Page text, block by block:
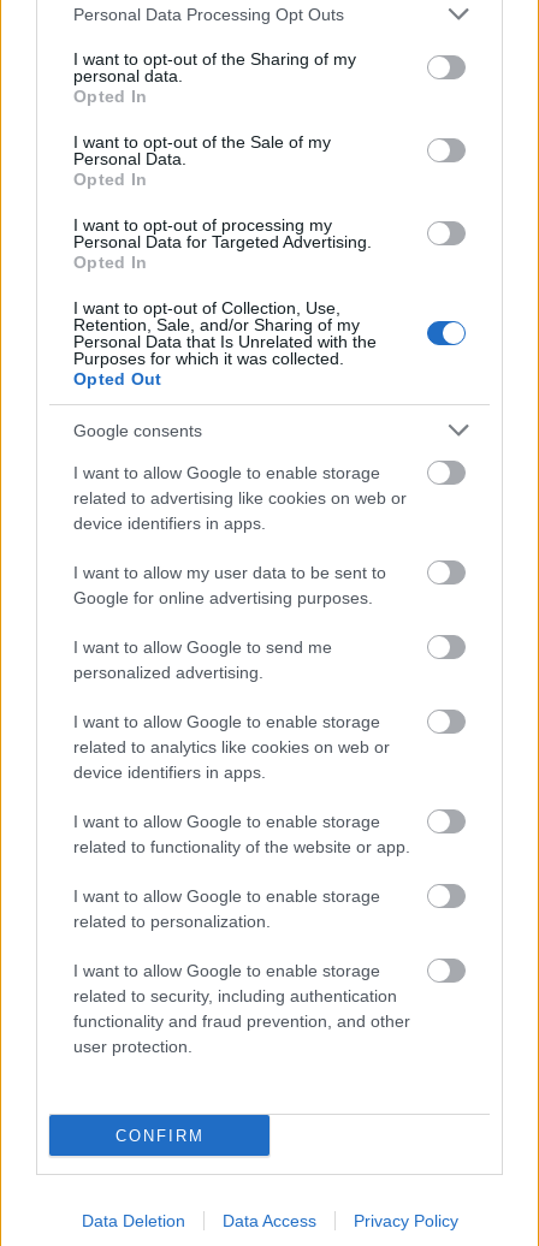
Please note that this website/app uses one or more Google
not limited to your visit or usage behaviour. You may click to
grant or deny consent to Google and its third-party tags to
use your data for below specified purposes in below Google
consent section.
Personal Data Processing Opt Outs
I want to opt-out of the Sharing of my
personal data.
Opted In
I want to opt-out of the Sale of my
Personal Data.
Opted In
I want to opt-out of processing my
Personal Data for Targeted Advertising.
Opted In
I want to opt-out of Collection, Use,
Retention, Sale, and/or Sharing of my
Personal Data that Is Unrelated with the
Purposes for which it was collected.
Opted Out
Google consents
I want to allow Google to enable storage
related to advertising like cookies on web or
device identifiers in apps.
I want to allow my user data to be sent to
Google for online advertising purposes.
I want to allow Google to send me
personalized advertising.
I want to allow Google to enable storage
related to analytics like cookies on web or
device identifiers in apps.
I want to allow Google to enable storage
related to functionality of the website or app.
I want to allow Google to enable storage
related to personalization.
I want to allow Google to enable storage
related to security, including authentication
functionality and fraud prevention, and other
user protection.
CONFIRM
Data Deletion Data Access Privacy Policy
01:08:56
atbildēs
2021. gada 28. oktobris
00:48:29
atbildēs
2021. gada 16. septembris
00:50:53
atbildēs
2021. gada 31. marts
Populārākie video
00:03:06
Viesītē ceļo pagātnē ar
80. gadu pasažieru
autobusu
Neparasts notikums
Latvijas rakstniecībā:
atver grāmatu, bet…
grāmata jau izpārdota
00:02:11 00:02:17